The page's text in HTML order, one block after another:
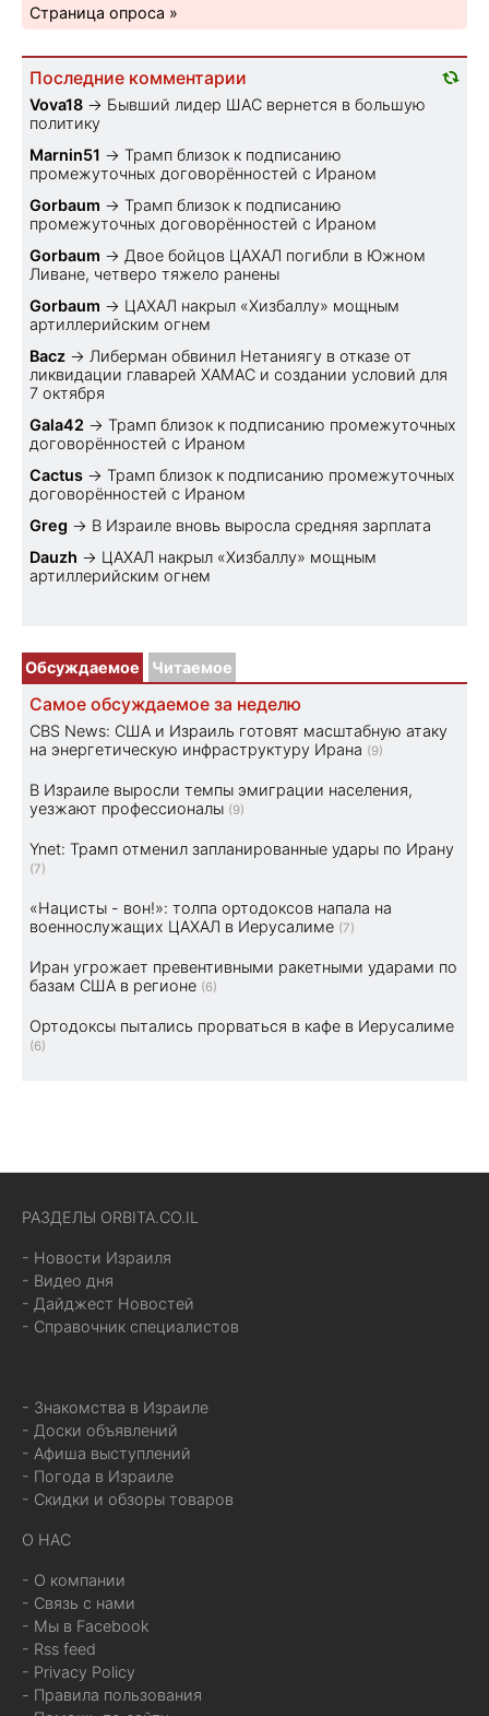
Страница опроса »
Последние комментарии
Vova18 → Бывший лидер ШАС вернется в большую
политику
Marnin51 → Трамп близок к подписанию
промежуточных договорённостей с Ираном
Gorbaum → Трамп близок к подписанию
промежуточных договорённостей с Ираном
Gorbaum → Двое бойцов ЦАХАЛ погибли в Южном
Ливане, четверо тяжело ранены
Gorbaum → ЦАХАЛ накрыл «Хизбаллу» мощным
артиллерийским огнем
Bacz → Либерман обвинил Нетаниягу в отказе от
ликвидации главарей ХАМАС и создании условий для
7 октября
Gala42 → Трамп близок к подписанию промежуточных
договорённостей с Ираном
Cactus → Трамп близок к подписанию промежуточных
договорённостей с Ираном
Greg → В Израиле вновь выросла средняя зарплата
Dauzh → ЦАХАЛ накрыл «Хизбаллу» мощным
артиллерийским огнем
Обсуждаемое Читаемое
Самое обсуждаемое за неделю
CBS News: США и Израиль готовят масштабную атаку
на энергетическую инфраструктуру Ирана (9)
В Израиле выросли темпы эмиграции населения,
уезжают профессионалы (9)
Ynet: Трамп отменил запланированные удары по Ирану
(7)
«Нацисты - вон!»: толпа ортодоксов напала на
военнослужащих ЦАХАЛ в Иерусалиме (7)
Иран угрожает превентивными ракетными ударами по
базам США в регионе (6)
Ортодоксы пытались прорваться в кафе в Иерусалиме
(6)
РАЗДЕЛЫ ORBITA.CO.IL
- Новости Израиля
- Видео дня
- Дайджест Новостей
- Справочник специалистов
- Знакомства в Израиле
- Доски объявлений
- Афиша выступлений
- Погода в Израиле
- Скидки и обзоры товаров
О НАС
- О компании
- Связь с нами
- Мы в Facebook
- Rss feed
- Privacy Policy
- Правила пользования